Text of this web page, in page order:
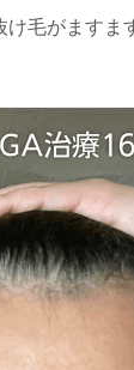
毛がますま